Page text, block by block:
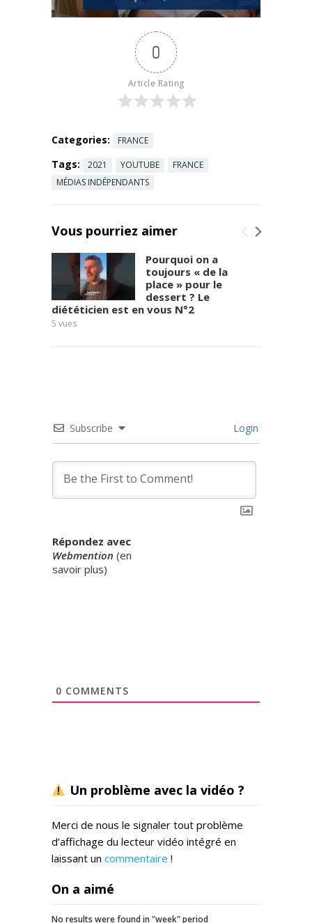
Youssef
intelligents !
Méditerrané
e Infection
0
Article Rating
Categories: FRANCE
Tags: 2021 YOUTUBE
FRANCE
MÉDIAS INDÉPENDANTS
Vous pourriez aimer
Pourquoi on a
toujours « de la
place » pour le
dessert ? Le
diététicien est en vous N°2
5 vues
Subscribe Login
Répondez avec
Webmention (en
savoir plus)
0 COMMENTS
Un problème avec la vidéo ?
Merci de nous le signaler tout problème
d’affichage du lecteur vidéo intégré en
laissant un commentaire !
On a aimé
No results were found in "week" period